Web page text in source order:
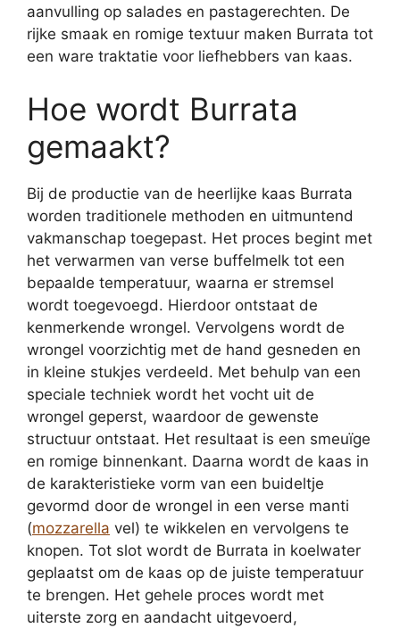
aanvulling op salades en pastagerechten. De
rijke smaak en romige textuur maken Burrata tot
een ware traktatie voor liefhebbers van kaas.
Hoe wordt Burrata
gemaakt?
Bij de productie van de heerlijke kaas Burrata
worden traditionele methoden en uitmuntend
vakmanschap toegepast. Het proces begint met
het verwarmen van verse buffelmelk tot een
bepaalde temperatuur, waarna er stremsel
wordt toegevoegd. Hierdoor ontstaat de
kenmerkende wrongel. Vervolgens wordt de
wrongel voorzichtig met de hand gesneden en
in kleine stukjes verdeeld. Met behulp van een
speciale techniek wordt het vocht uit de
wrongel geperst, waardoor de gewenste
structuur ontstaat. Het resultaat is een smeuïge
en romige binnenkant. Daarna wordt de kaas in
de karakteristieke vorm van een buideltje
gevormd door de wrongel in een verse manti
(mozzarella vel) te wikkelen en vervolgens te
knopen. Tot slot wordt de Burrata in koelwater
geplaatst om de kaas op de juiste temperatuur
te brengen. Het gehele proces wordt met
uiterste zorg en aandacht uitgevoerd,